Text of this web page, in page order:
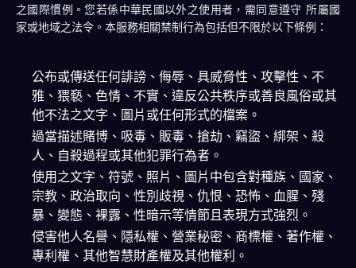
之國際慣例。您若係中華民國以外之使用者，需同意遵守 所屬國
家或地域之法令。本服務相關禁制行為包括但不限於以下條例：
公布或傳送任何誹謗、侮辱、具威脅性、攻擊性、不
雅、猥褻、色情、不實、違反公共秩序或善良風俗或其
他不法之文字、圖片或任何形式的檔案。
過當描述賭博、吸毒、販毒、搶劫、竊盜、綁架、殺
人、自殺過程或其他犯罪行為者。
使用之文字、符號、照片、圖片中包含對種族、國家、
宗教、政治取向、性別歧視、仇恨、恐怖、血腥、殘
暴、變態、裸露、性暗示等情節且表現方式強烈。
侵害他人名譽、隱私權、營業秘密、商標權、著作權、
專利權、其他智慧財產權及其他權利。